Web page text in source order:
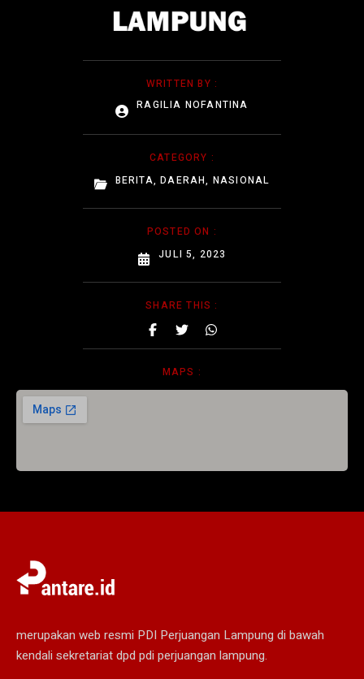
WRITTEN BY :
RAGILIA NOFANTINA
CATEGORY :
BERITA,DAERAH, NASIONAL
POSTED ON :
JULI 5, 2023
SHARE THIS :
MAPS :
merupakan web resmi PDI Perjuangan Lampung di bawah
kendali sekretariat dpd pdi perjuangan lampung.